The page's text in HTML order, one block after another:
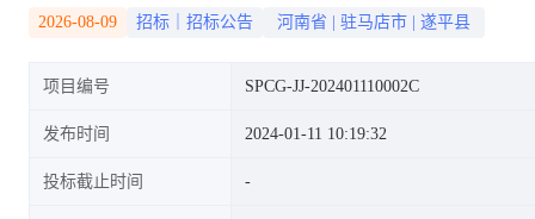
2026-08-09 招标｜招标公告 河南省 驻马店市 遂平县
项目编号 SPCG-JJ-202401110002C
发布时间 2024-01-11 10:19:32
投标截止时间